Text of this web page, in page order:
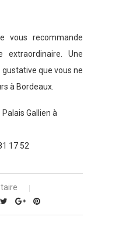
vous recommande
extraordinaire. Une
que vous ne
à Bordeaux.
Gallien à
17 52